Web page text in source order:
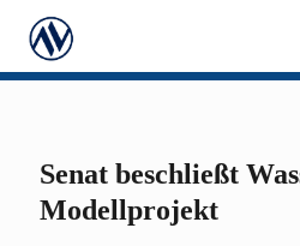
Senat beschließt
Modellprojekt